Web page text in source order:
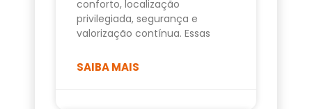
conforto, localização
privilegiada, segurança e
valorização contínua. Essas
SAIBA MAIS